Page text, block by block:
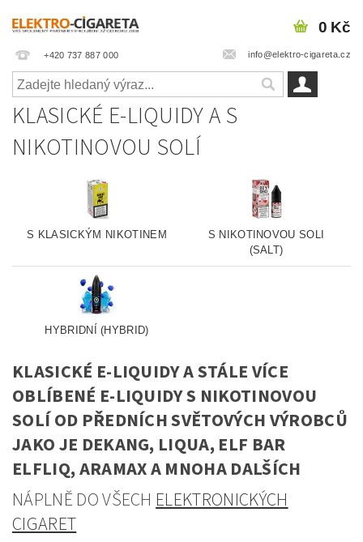
+420 737 887 000 info@elektro-cigareta.cz
0 Kč
KLASICKÉ E-LIQUIDY A S
NIKOTINOVOU SOLÍ
S KLASICKÝM NIKOTINEM
S NIKOTINOVOU SOLI
(SALT)
HYBRIDNÍ (HYBRID)
KLASICKÉ E-LIQUIDY A STÁLE VÍCE
OBLÍBENÉ E-LIQUIDY S NIKOTINOVOU
SOLÍ OD PŘEDNÍCH SVĚTOVÝCH VÝROBCŮ
JAKO JE DEKANG, LIQUA, ELF BAR
ELFLIQ, ARAMAX A MNOHA DALŠÍCH
NÁPLNĚ DO VŠECH ELEKTRONICKÝCH
CIGARET